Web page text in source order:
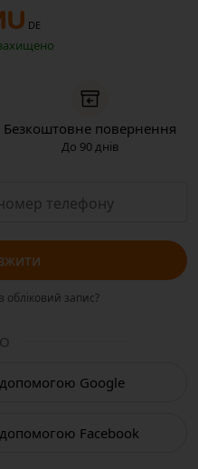
DE
Безкоштовне повернення
До 90 днів
обліковий запис?
Google
Facebook